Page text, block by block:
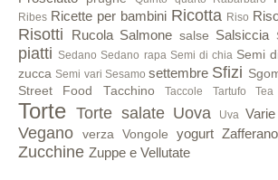
Ribes Ricette per bambini Ricotta Riso
Risotti Rucola Salmone salse Salsiccia
piatti Sedano Sedano rapa Semi di chia Semi
zucca Semi vari Sesamo settembre Sfizi
Street Food Tacchino Taccole Tartufo Tea
Torte Torte salate Uova Uva Varie
Vegano
verza Vongole yogurt Zafferano
Zucchine Zuppe e Vellutate